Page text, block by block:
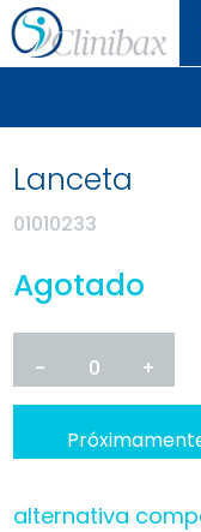
Lanceta
01010233
Agotado
- 0 +
alternativa